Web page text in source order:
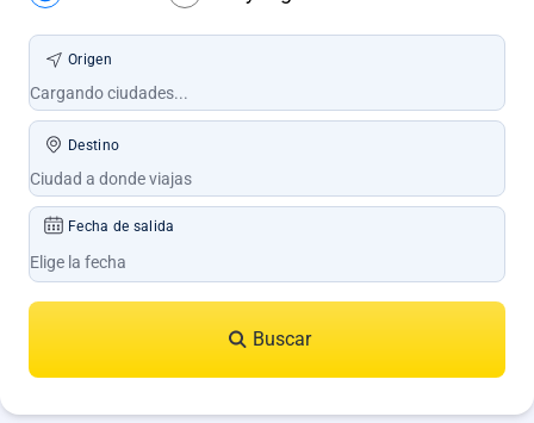
Origen
Destino
Fecha de salida
Buscar